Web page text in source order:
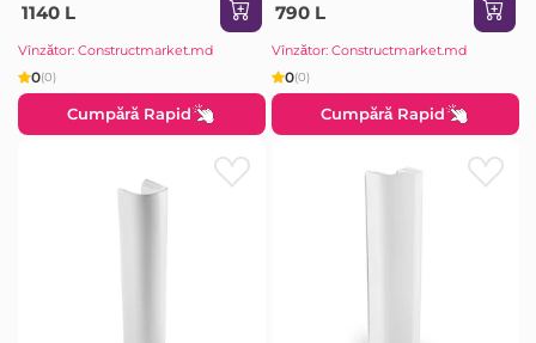
1140 L
Vînzător: Constructmarket.md
0(0)
Cumpără Rapid
790 L
Vînzător: Constructmarket.md
0(0)
Cumpără Rapid